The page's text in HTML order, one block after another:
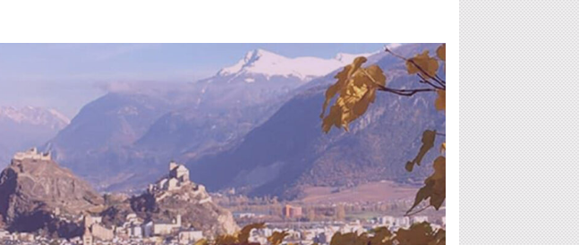
RÉALISATIONS TABLES D’HÔTES EMPLOI
CONTACT